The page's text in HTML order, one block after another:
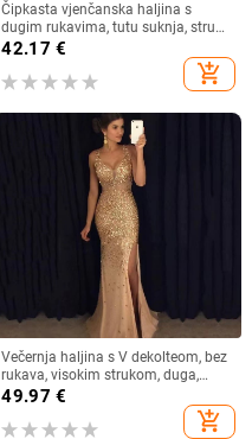
Čipkasta vjenčanska haljina s
dugim rukavima, tutu suknja, struk
u sredini
42.17 €
add_shopping_cart
Večernja haljina s V dekolteom, bez
rukava, visokim strukom, duga,
swing kroj, poliester, zip
49.97 €
add_shopping_cart